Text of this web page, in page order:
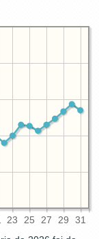
23 25 27 29 31